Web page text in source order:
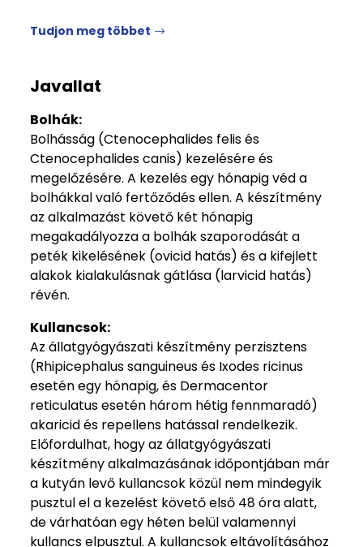
Tudjon meg többet
Javallat
Bolhák:
Bolhásság (Ctenocephalides felis és
Ctenocephalides canis) kezelésére és
megelőzésére. A kezelés egy hónapig véd a
bolhákkal való fertőződés ellen. A készítmény
az alkalmazást követő két hónapig
megakadályozza a bolhák szaporodását a
peték kikelésének (ovicid hatás) és a kifejlett
alakok kialakulásnak gátlása (larvicid hatás)
révén.
Kullancsok:
Az állatgyógyászati készítmény perzisztens
(Rhipicephalus sanguineus és Ixodes ricinus
esetén egy hónapig, és Dermacentor
reticulatus esetén három hétig fennmaradó)
akaricid és repellens hatással rendelkezik.
Előfordulhat, hogy az állatgyógyászati
készítmény alkalmazásának időpontjában már
a kutyán levő kullancsok közül nem mindegyik
pusztul el a kezelést követő első 48 óra alatt,
de várhatóan egy héten belül valamennyi
kullancs elpusztul. A kullancsok eltávolításához